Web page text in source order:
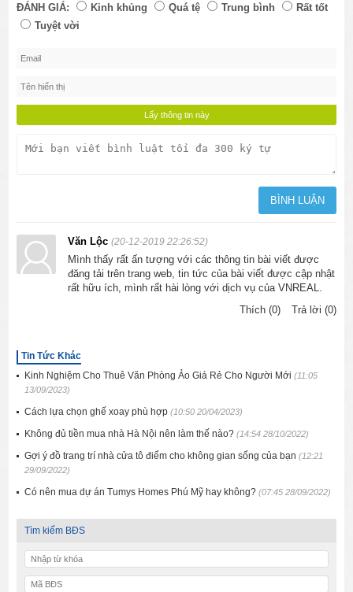
ĐÁNH GIÁ: Kinh khủng Quá tệ Trung bình
Rất tốt
Tuyệt vời
Văn Lộc(20-12-2019 22:26:52)
Mình thấy rất ấn tượng với các thông tin bài viết được
đăng tải trên trang web, tin tức của bài viết được cập nhật
rất hữu ích, mình rất hài lòng với dịch vụ của VNREAL.
Thích (0)
Trả lời (0)
Tin Tức Khác
Kinh Nghiệm Cho Thuê Văn Phòng Ảo Giá Rẻ Cho Người Mới(11:05
13/09/2023)
Cách lựa chọn ghế xoay phù hợp(10:50 20/04/2023)
Không đủ tiền mua nhà Hà Nội nên làm thế nào?(14:54 28/10/2022)
Gợi ý đồ trang trí nhà cửa tô điểm cho không gian sống của bạn(12:21
29/09/2022)
Có nên mua dự án Tumys Homes Phú Mỹ hay không?(07:45 28/09/2022)
Tìm kiếm BĐS